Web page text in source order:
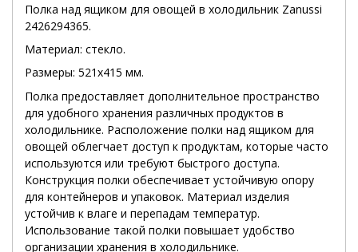
Полка над ящиком для овощей в холодильник Zanussi
2426294365.
Материал: стекло.
Размеры: 521x415 мм.
Полка предоставляет дополнительное пространство
для удобного хранения различных продуктов в
холодильнике. Расположение полки над ящиком для
овощей облегчает доступ к продуктам, которые часто
используются или требуют быстрого доступа.
Конструкция полки обеспечивает устойчивую опору
для контейнеров и упаковок. Материал изделия
устойчив к влаге и перепадам температур.
Использование такой полки повышает удобство
организации хранения в холодильнике.